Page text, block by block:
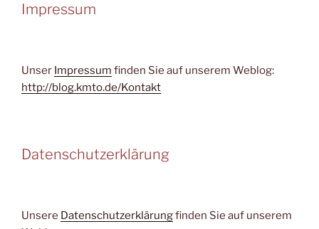
Impressum
Unser Impressum finden Sie auf unserem Weblog:
http://blog.kmto.de/Kontakt
Datenschutzerklärung
Unsere Datenschutzerklärungfinden Sie auf unserem